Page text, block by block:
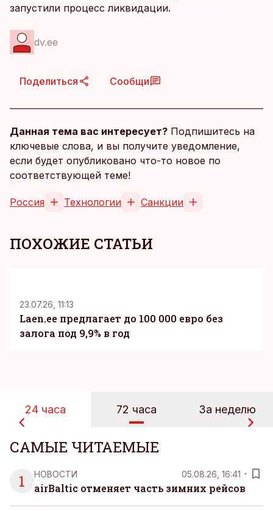
запустили процесс ликвидации.
dv.ee
Поделиться Сообщи
Данная тема вас интересует? Подпишитесь на
ключевые слова, и вы получите уведомление,
если будет опубликовано что-то новое по
соответствующей теме!
Россия Технологии Санкции
ПОХОЖИЕ СТАТЬИ
23.07.26, 11:13
Laen.ee предлагает до 100 000 евро без
залога под 9,9% в год
24 часа 72 часа За неделю
САМЫЕ ЧИТАЕМЫЕ
1
НОВОСТИ 05.08.26, 16:41
airBaltic отменяет часть зимних рейсов